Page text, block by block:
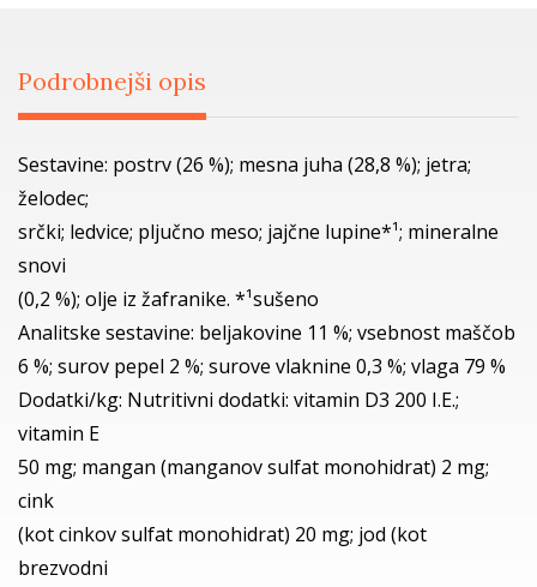
Podrobnejši opis
Sestavine: postrv (26 %); mesna juha (28,8 %); jetra;
želodec;
srčki; ledvice; pljučno meso; jajčne lupine*¹; mineralne
snovi
(0,2 %); olje iz žafranike. *¹sušeno
Analitske sestavine: beljakovine 11 %; vsebnost maščob
6 %; surov pepel 2 %; surove vlaknine 0,3 %; vlaga 79 %
Dodatki/kg: Nutritivni dodatki: vitamin D3 200 I.E.;
vitamin E
50 mg; mangan (manganov sulfat monohidrat) 2 mg;
cink
(kot cinkov sulfat monohidrat) 20 mg; jod (kot
brezvodni